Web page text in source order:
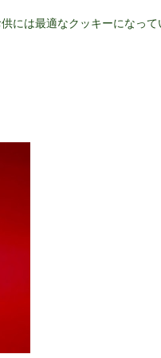
には最適なクッキーになって